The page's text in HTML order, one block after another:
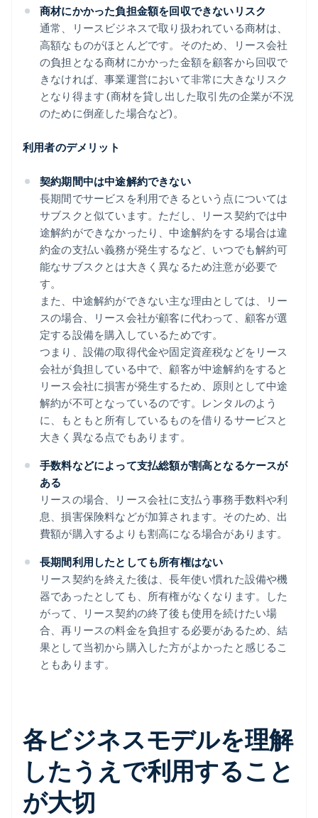
商材にかかった負担金額を回収できないリスク
通常、リースビジネスで取り扱われている商材は、
高額なものがほとんどです。そのため、リース会社
の負担となる商材にかかった金額を顧客から回収で
きなければ、事業運営において非常に大きなリスク
となり得ます (商材を貸し出した取引先の企業が不況
のために倒産した場合など)。
利用者のデメリット
契約期間中は中途解約できない
長期間でサービスを利用できるという点については
サブスクと似ています。ただし、リース契約では中
途解約ができなかったり、中途解約をする場合は違
約金の支払い義務が発生するなど、いつでも解約可
能なサブスクとは大きく異なるため注意が必要で
す。
また、中途解約ができない主な理由としては、リー
スの場合、リース会社が顧客に代わって、顧客が選
定する設備を購入しているためです。
つまり、設備の取得代金や固定資産税などをリース
会社が負担している中で、顧客が中途解約をすると
リース会社に損害が発生するため、原則として中途
解約が不可となっているのです。レンタルのよう
に、もともと所有しているものを借りるサービスと
大きく異なる点でもあります。
手数料などによって支払総額が割高となるケースが
ある
リースの場合、リース会社に支払う事務手数料や利
息、損害保険料などが加算されます。そのため、出
費額が購入するよりも割高になる場合があります。
長期間利用したとしても所有権はない
リース契約を終えた後は、長年使い慣れた設備や機
器であったとしても、所有権がなくなります。した
がって、リース契約の終了後も使用を続けたい場
合、再リースの料金を負担する必要があるため、結
果として当初から購入した方がよかったと感じるこ
ともあります。
各ビジネスモデルを理解
したうえで利用すること
が大切